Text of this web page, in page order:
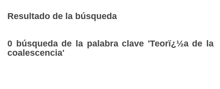
Resultado de la búsqueda
0 búsqueda de la palabra clave 'Teorï¿½a de la
coalescencia'